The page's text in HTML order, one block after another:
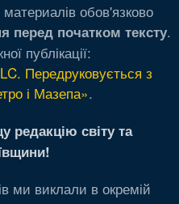
обов'язково
перед початком тексту.
публікації:
Передруковується з
і Мазепа».
редакцію світу та
ми виклали в окремій